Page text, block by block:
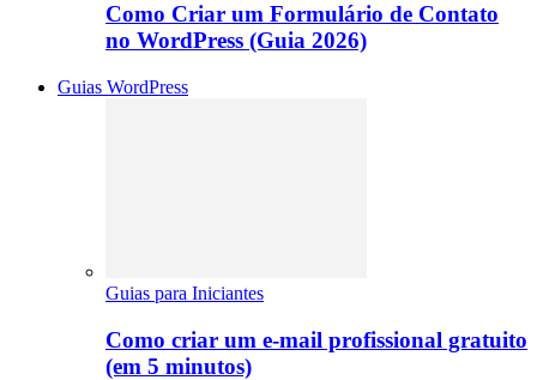
Como Criar um Formulário de Contato
no WordPress (Guia 2026)
Guias WordPress
Guias para Iniciantes
Como criar um e-mail profissional gratuito
(em 5 minutos)